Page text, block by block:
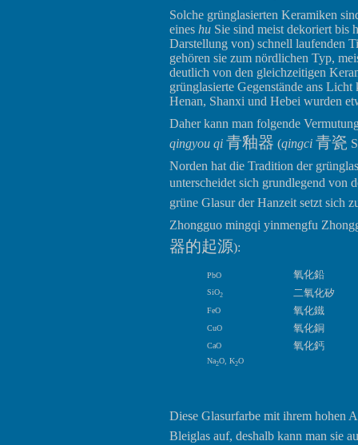
Solche grünglasierten Keramiken
eines hu Sie sind meist dekoriert bis
Darstellung von) schnell laufenden
gehören sie zum nördlichen Typ,
deutlich von den gleichzeitigen
grünglasierte Gegenstände ans
Henan, Shanxi und Hebei wurden
Daher kann man folgende
qingyou qi 青釉器 (qingci 青瓷
Norden hat die Tradition der
unterscheidet sich grundlegend von
grüne Glasur der Hanzeit setzt sich
Zhongguo mingqi yinmengfu
器的起源):
PbO 氧化鉛
SiO2 二氧化矽
FeO 氧化鐵
CuO 氧化銅
CaO 氧化鈣
Na2O, K2O
Diese Glasurfarbe mit ihrem hohen
Bleiglas auf, deshalb kann man sie